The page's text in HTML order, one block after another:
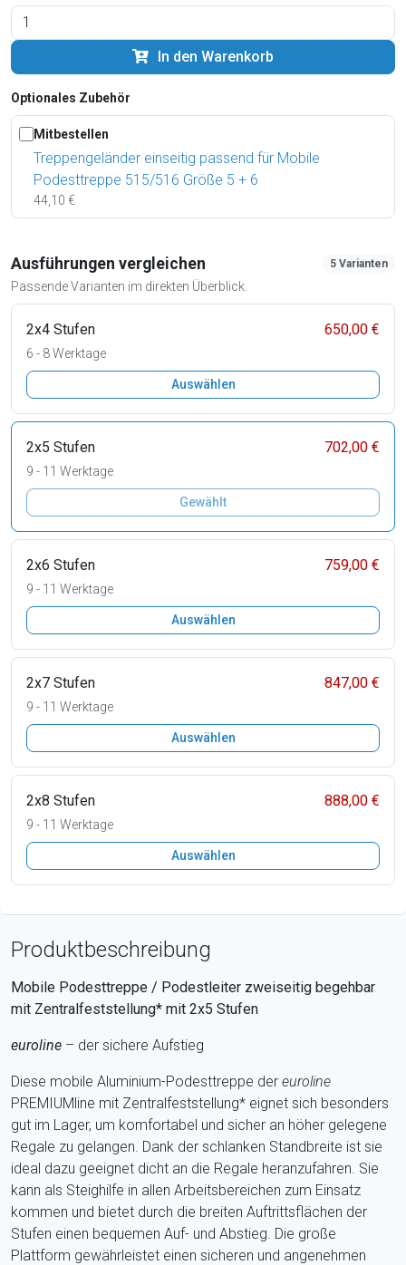
In den Warenkorb
Optionales Zubehör
Mitbestellen
Treppengeländer einseitig passend für Mobile
Podesttreppe 515/516 Größe 5 + 6
44,10 €
Ausführungen vergleichen
Passende Varianten im direkten Überblick.
5 Varianten
2x4 Stufen 650,00 €
6 - 8 Werktage
Auswählen
2x5 Stufen 702,00 €
9 - 11 Werktage
Gewählt
2x6 Stufen 759,00 €
9 - 11 Werktage
Auswählen
2x7 Stufen 847,00 €
9 - 11 Werktage
Auswählen
2x8 Stufen 888,00 €
9 - 11 Werktage
Auswählen
Produktbeschreibung
Mobile Podesttreppe / Podestleiter zweiseitig begehbar
mit Zentralfeststellung* mit 2x5 Stufen
euroline – der sichere Aufstieg
Diese mobile Aluminium-Podesttreppe der euroline
PREMIUMline mit Zentralfeststellung* eignet sich besonders
gut im Lager, um komfortabel und sicher an höher gelegene
Regale zu gelangen. Dank der schlanken Standbreite ist sie
ideal dazu geeignet dicht an die Regale heranzufahren. Sie
kann als Steighilfe in allen Arbeitsbereichen zum Einsatz
kommen und bietet durch die breiten Auftrittsflächen der
Stufen einen bequemen Auf- und Abstieg. Die große
Plattform gewährleistet einen sicheren und angenehmen